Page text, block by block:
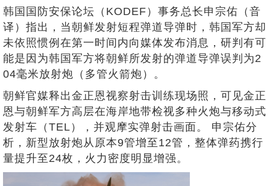
韩国国防安保论坛（KODEF）事务总长申宗佑（音
译）指出，当朝鲜发射短程弹道导弹时，韩国军方却
未依照惯例在第一时间内向媒体发布消息，研判有可
能是因为韩国军方将朝鲜所发射的弹道导弹误判为2
04毫米放射炮（多管火箭炮）。
朝鲜官媒释出金正恩视察射击训练现场照，可见金正
恩与朝鲜军方高层在海岸地带检视多种火炮与移动式
发射车（TEL），并观摩实弹射击画面。 申宗佑分
析，新型放射炮从原本9管增至12管，整体弹药携行
量提升至24枚，火力密度明显增强。